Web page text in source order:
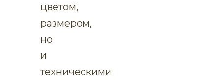
цветом,
размером,
но
и
техническими